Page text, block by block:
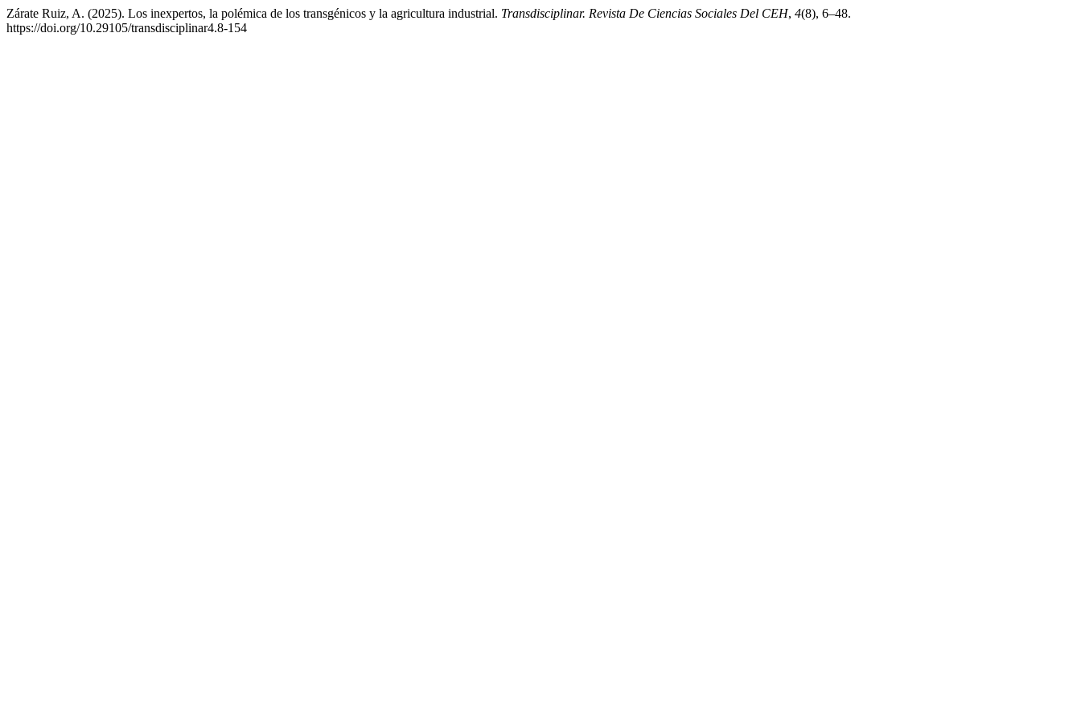
Zárate Ruiz, A. (2025). Los inexpertos, la polémica de los transgénicos y la agricultura industrial. Transdisciplinar. Revista De Ciencias Sociales Del CEH, 4(8), 6–48.
https://doi.org/10.29105/transdisciplinar4.8-154